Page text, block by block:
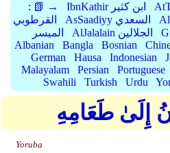
: 📗 → IbnKathir ابن كثير
القرطوبي
AsSaadiyy السعدي
الميسر
AlJalalain الجلالين
Albanian
Bangla Bosnian
German
Hausa Indonesian
Malayalam
Persian Portuguese
Swahili
Turkish Urdu
إِلَىٰ طَعَامِهِ
Yoruba